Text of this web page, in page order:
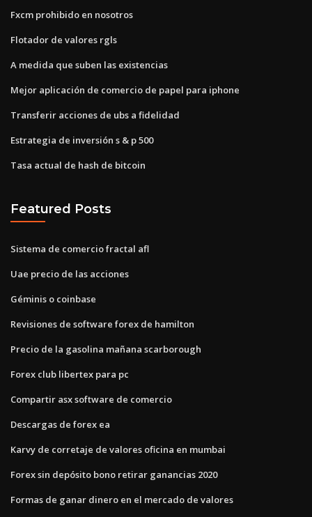
Fxcm prohibido en nosotros
Flotador de valores rgls
A medida que suben las existencias
Mejor aplicación de comercio de papel para iphone
Transferir acciones de ubs a fidelidad
Estrategia de inversión s & p 500
Tasa actual de hash de bitcoin
Featured Posts
Sistema de comercio fractal afl
Uae precio de las acciones
Géminis o coinbase
Revisiones de software forex de hamilton
Precio de la gasolina mañana scarborough
Forex club libertex para pc
Compartir asx software de comercio
Descargas de forex ea
Karvy de corretaje de valores oficina en mumbai
Forex sin depósito bono retirar ganancias 2020
Formas de ganar dinero en el mercado de valores